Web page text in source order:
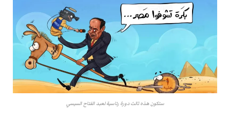
ستكون هذه ثالث دورة رئاسية لعبد الفتاح السيسي